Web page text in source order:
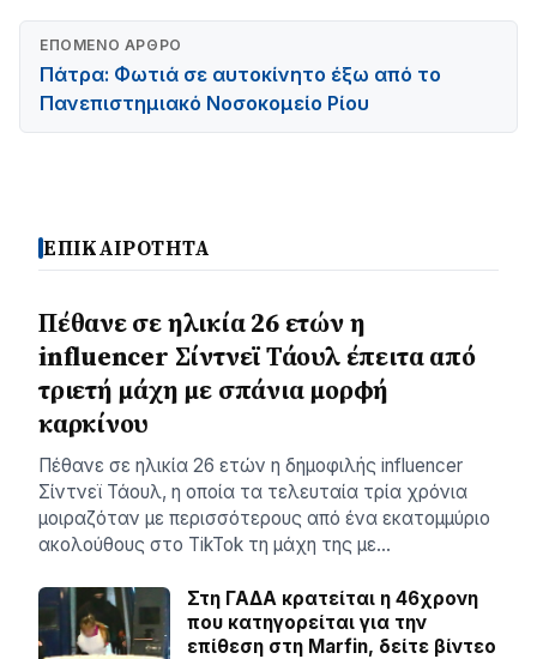
ΕΠΌΜΕΝΟ ΆΡΘΡΟ
Πάτρα: Φωτιά σε αυτοκίνητο έξω από το
Πανεπιστημιακό Νοσοκομείο Ρίου
ΕΠΙΚΑΙΡΟΤΗΤΑ
Πέθανε σε ηλικία 26 ετών η
influencer Σίντνεϊ Τάουλ έπειτα από
τριετή μάχη με σπάνια μορφή
καρκίνου
Πέθανε σε ηλικία 26 ετών η δημοφιλής influencer
Σίντνεϊ Τάουλ, η οποία τα τελευταία τρία χρόνια
μοιραζόταν με περισσότερους από ένα εκατομμύριο
ακολούθους στο TikTok τη μάχη της με…
Στη ΓΑΔΑ κρατείται η 46χρονη
που κατηγορείται για την
επίθεση στη Marfin, δείτε βίντεο